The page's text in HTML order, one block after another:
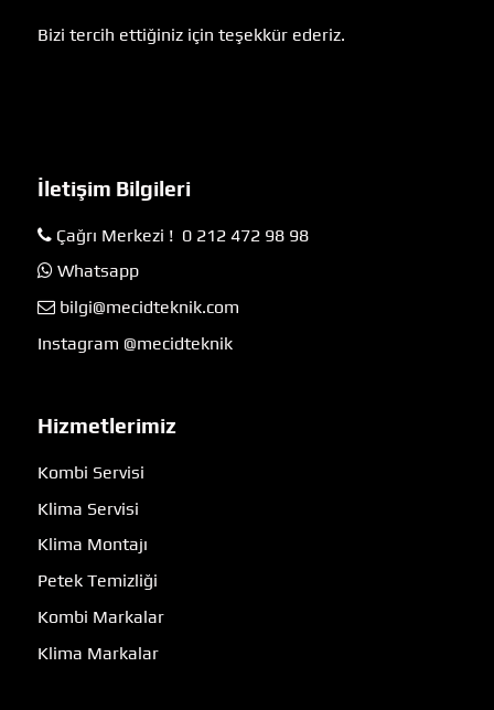
Bizi tercih ettiğiniz için teşekkür ederiz.
İletişim Bilgileri
Çağrı Merkezi ! 0 212 472 98 98
Whatsapp
bilgi@mecidteknik.com
Instagram @mecidteknik
Hizmetlerimiz
Kombi Servisi
Klima Servisi
Klima Montajı
Petek Temizliği
Kombi Markalar
Klima Markalar